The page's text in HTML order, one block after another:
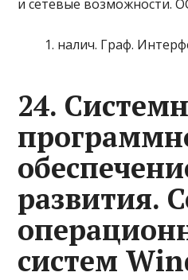
и сетевые возможности.
налич. Граф.
24.
развития.
систем